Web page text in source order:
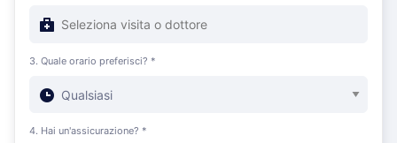
3. Quale orario preferisci? *
4. Hai un'assicurazione? *